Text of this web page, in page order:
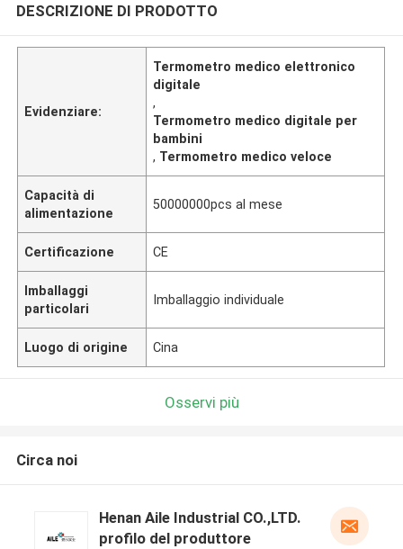
DESCRIZIONE DI PRODOTTO
Evidenziare:
Termometro medico elettronico
digitale
,
Termometro medico digitale per
bambini
, Termometro medico veloce
Capacità di
alimentazione
50000000pcs al mese
Certificazione CE
Imballaggi
particolari
Imballaggio individuale
Luogo di origine Cina
Osservi più
Circa noi
Henan Aile Industrial CO.,LTD.
profilo del produttore